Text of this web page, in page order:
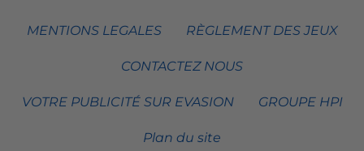
MENTIONS LEGALES RÈGLEMENT DES JEUX
CONTACTEZ NOUS
VOTRE PUBLICITÉ SUR EVASION GROUPE HPI
Plan du site